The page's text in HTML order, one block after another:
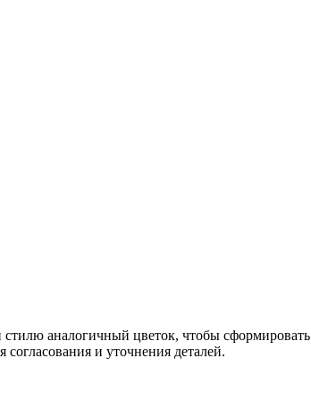
аналогичный цветок, чтобы
и уточнения деталей.